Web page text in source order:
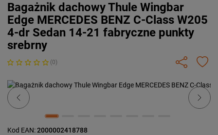
Bagażnik dachowy Thule Wingbar
Edge MERCEDES BENZ C-Class W205
4-dr Sedan 14-21 fabryczne punkty
srebrny
(0)
Previous Next
Kod EAN:2000002418788